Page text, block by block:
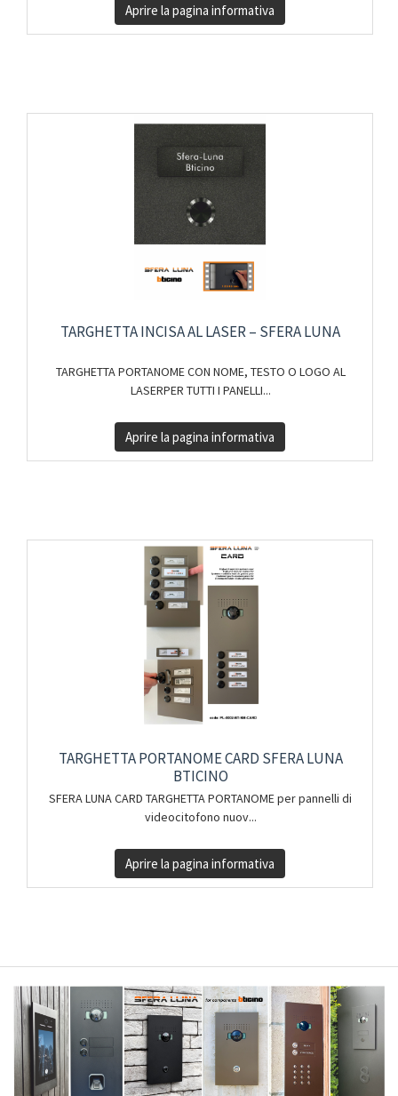
Aprire la pagina informativa
TARGHETTA INCISA AL LASER – SFERA LUNA
TARGHETTA PORTANOME CON NOME, TESTO O LOGO AL
LASERPER TUTTI I PANELLI...
Aprire la pagina informativa
TARGHETTA PORTANOME CARD SFERA LUNA
BTICINO
SFERA LUNA CARD TARGHETTA PORTANOME per pannelli di
videocitofono nuov...
Aprire la pagina informativa